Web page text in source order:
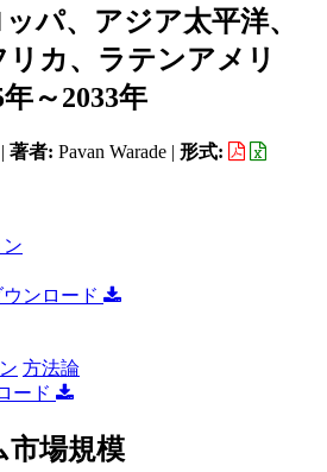
パ、アジア太平洋、
カ、ラテンアメリ
～2033年
| 著者: Pavan Warade | 形式:
ンロード
方法論
ード
市場規模